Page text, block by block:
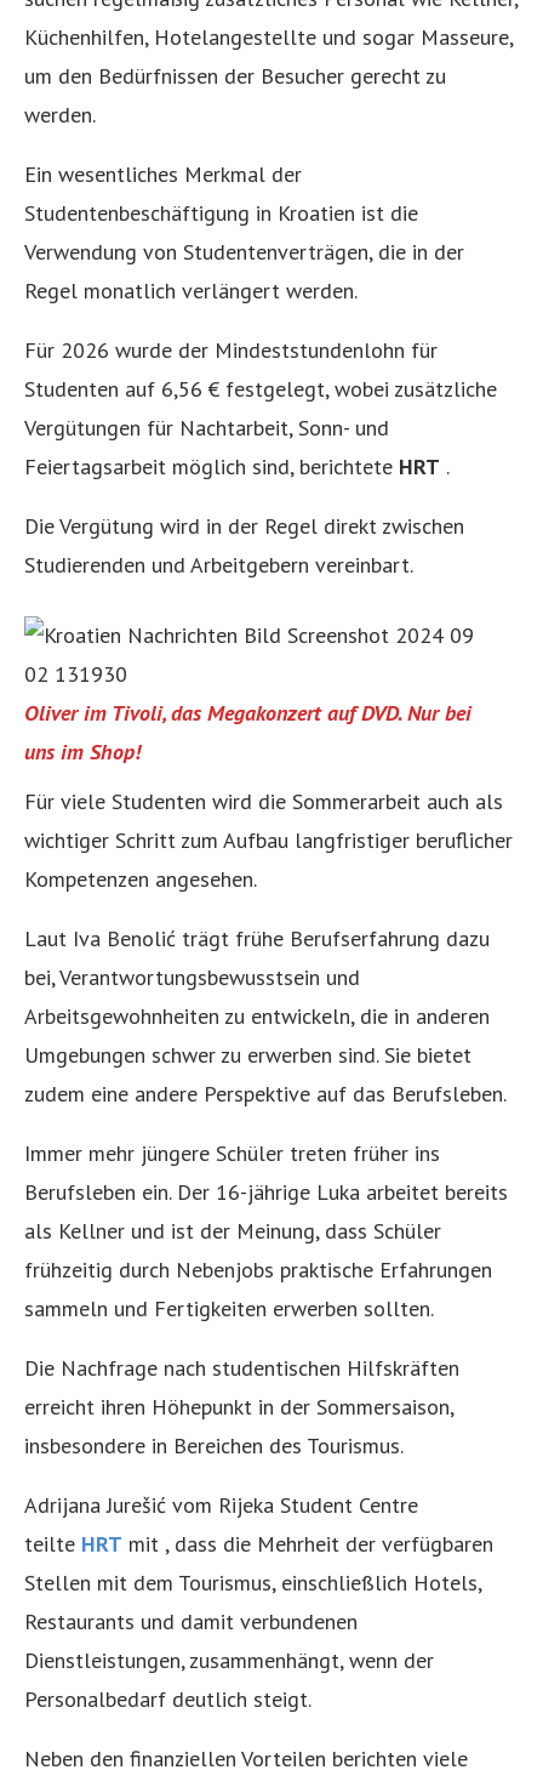
Küchenhilfen, Hotelangestellte und sogar Masseure,
um den Bedürfnissen der Besucher gerecht zu
werden.
Ein wesentliches Merkmal der
Studentenbeschäftigung in Kroatien ist die
Verwendung von Studentenverträgen, die in der
Regel monatlich verlängert werden.
Für 2026 wurde der Mindeststundenlohn für
Studenten auf 6,56 € festgelegt, wobei zusätzliche
Vergütungen für Nachtarbeit, Sonn- und
Feiertagsarbeit möglich sind, berichtete HRT .
Die Vergütung wird in der Regel direkt zwischen
Studierenden und Arbeitgebern vereinbart.
Oliver im Tivoli, das Megakonzert auf DVD. Nur bei
uns im Shop!
Für viele Studenten wird die Sommerarbeit auch als
wichtiger Schritt zum Aufbau langfristiger beruflicher
Kompetenzen angesehen.
Laut Iva Benolić trägt frühe Berufserfahrung dazu
bei, Verantwortungsbewusstsein und
Arbeitsgewohnheiten zu entwickeln, die in anderen
Umgebungen schwer zu erwerben sind. Sie bietet
zudem eine andere Perspektive auf das Berufsleben.
Immer mehr jüngere Schüler treten früher ins
Berufsleben ein. Der 16-jährige Luka arbeitet bereits
als Kellner und ist der Meinung, dass Schüler
frühzeitig durch Nebenjobs praktische Erfahrungen
sammeln und Fertigkeiten erwerben sollten.
Die Nachfrage nach studentischen Hilfskräften
erreicht ihren Höhepunkt in der Sommersaison,
insbesondere in Bereichen des Tourismus.
Adrijana Jurešić vom Rijeka Student Centre
teilte HRT mit , dass die Mehrheit der verfügbaren
Stellen mit dem Tourismus, einschließlich Hotels,
Restaurants und damit verbundenen
Dienstleistungen, zusammenhängt, wenn der
Personalbedarf deutlich steigt.
Neben den finanziellen Vorteilen berichten viele